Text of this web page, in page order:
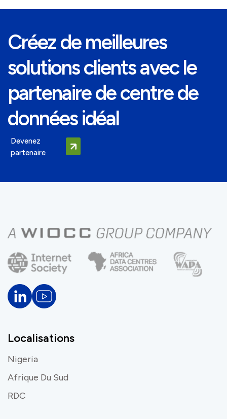
Créez de meilleures
solutions clients avec le
partenaire de centre de
données idéal
Devenez
partenaire
Localisations
Nigeria
Afrique Du Sud
RDC